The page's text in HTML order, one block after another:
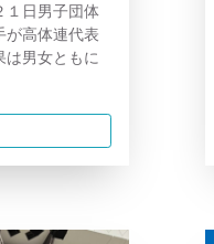
１日男子団体
が高体連代表
は男女ともに